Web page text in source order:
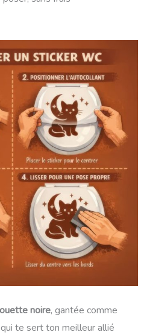
noire, gantée comme
te sert ton meilleur allié